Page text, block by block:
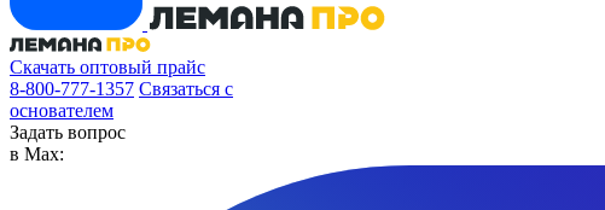
Скачать оптовый прайс
8-800-777-1357 Связаться с
основателем
Задать вопрос
в Max: